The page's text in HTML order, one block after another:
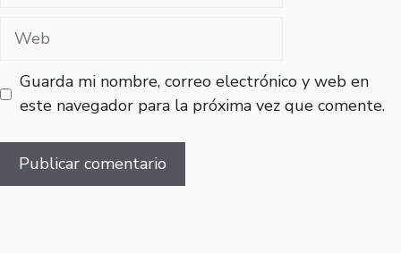
Web
Guarda mi nombre, correo electrónico y web en
este navegador para la próxima vez que comente.